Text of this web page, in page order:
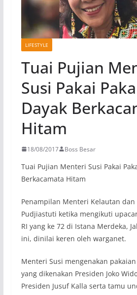
LIFESTYLE
Tuai Pujian
Susi Pakai
Dayak
Hitam
18/08/2017 Boss Besar
Tuai Pujian Menteri Susi Pakai
Berkacamata Hitam
Penampilan Menteri Kelautan dan
Pudjiastuti ketika mengikuti
RI yang ke 72 di Istana Merdeka,
ini, dinilai keren oleh warganet.
Menteri Susi mengenakan
yang dikenakan Presiden Joko
Presiden Jusuf Kalla serta tamu